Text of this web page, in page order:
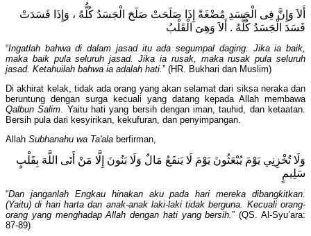
أَلاَ وَإِنَّ فِى الْجَسَدِ مُضْغَةً إِذَا صَلَحَتْ صَلَحَ الْجَسَدُ كُلُّهُ ، وَإِذَا فَسَدَتْ
فَسَدَ الْجَسَدُ كُلُّهُ . أَلاَ وَهِىَ الْقَلْبُ
“Ingatlah bahwa di dalam jasad itu ada segumpal daging. Jika ia baik,
maka baik pula seluruh jasad. Jika ia rusak, maka rusak pula seluruh
jasad. Ketahuilah bahwa ia adalah hati.” (HR. Bukhari dan Muslim)
Di akhirat kelak, tidak ada orang yang akan selamat dari siksa neraka dan
beruntung dengan surga kecuali yang datang kepada Allah membawa
Qalbun Salim. Yaitu hati yang bersih dengan iman, tauhid, dan ketaatan.
Bersih pula dari kesyirikan, kekufuran, dan penyimpangan.
Allah Subhanahu wa Ta'ala berfirman,
وَلَا تُخْزِنِي يَوْمَ يُبْعَثُونَ يَوْمَ لَا يَنفَعُ مَالٌ وَلَا بَنُونَ إِلَّا مَنْ أَتَى اللَّهَ بِقَلْبٍ
سَلِيمٍ
“Dan janganlah Engkau hinakan aku pada hari mereka dibangkitkan.
(Yaitu) di hari harta dan anak-anak laki-laki tidak berguna. Kecuali orang-
orang yang menghadap Allah dengan hati yang bersih.” (QS. Al-Syu’ara:
87-89)